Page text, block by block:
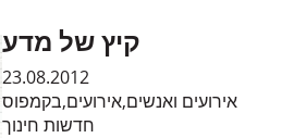
קיץ של מדע
23.08.2012
אירועים ואנשים,אירועים,בקמפוס
חדשות חינוך